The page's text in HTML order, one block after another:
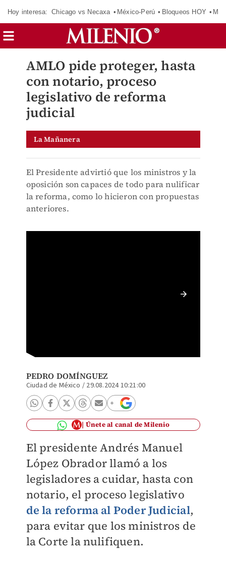
Hoy interesa: Chicago vs Necaxa México-Perú Bloqueos HOY
AMLO pide proteger, hasta
con notario, proceso
legislativo de reforma
judicial
La Mañanera
El Presidente advirtió que los ministros y la
oposición son capaces de todo para nulificar
la reforma, como lo hicieron con propuestas
anteriores.
PEDRO DOMÍNGUEZ
Ciudad de México / 29.08.2024 10:21:00
Únete al canal de Milenio
El presidente Andrés Manuel
López Obrador llamó a los
legisladores a cuidar, hasta con
notario, el proceso legislativo
de la reforma al Poder Judicial,
para evitar que los ministros de
la Corte la nulifiquen.